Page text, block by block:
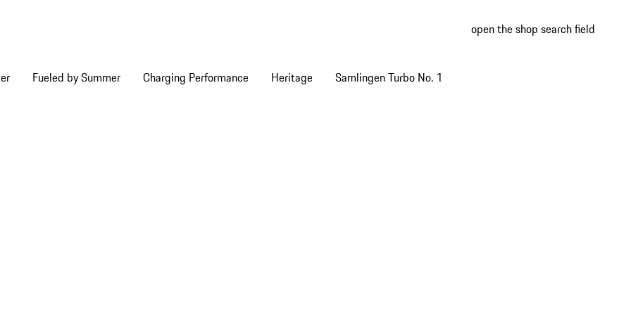
open the shop search field
Fueled by Summer Charging Performance Heritage Samlingen Turbo No. 1